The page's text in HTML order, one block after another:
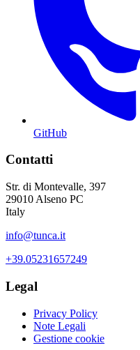
GitHub
Contatti
Str. di Montevalle, 397
29010 Alseno PC
Italy
info@tunca.it
+39.05231657249
Legal
Privacy Policy
Note Legali
Gestione cookie